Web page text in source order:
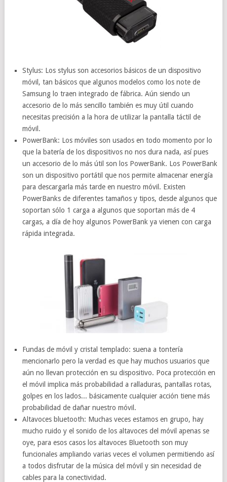
Stylus: Los stylus son accesorios básicos de un dispositivo
móvil, tan básicos que algunos modelos como los note de
Samsung lo traen integrado de fábrica. Aún siendo un
accesorio de lo más sencillo también es muy útil cuando
necesitas precisión a la hora de utilizar la pantalla táctil de
móvil.
PowerBank: Los móviles son usados en todo momento por lo
que la batería de los dispositivos no nos dura nada, así pues
un accesorio de lo más útil son los PowerBank. Los PowerBank
son un dispositivo portátil que nos permite almacenar energía
para descargarla más tarde en nuestro móvil. Existen
PowerBanks de diferentes tamaños y tipos, desde algunos que
soportan sólo 1 carga a algunos que soportan más de 4
cargas, a día de hoy algunos PowerBank ya vienen con carga
rápida integrada.
Fundas de móvil y cristal templado: suena a tontería
mencionarlo pero la verdad es que hay muchos usuarios que
aún no llevan protección en su dispositivo. Poca protección en
el móvil implica más probabilidad a ralladuras, pantallas rotas,
golpes en los lados... básicamente cualquier acción tiene más
probabilidad de dañar nuestro móvil.
Altavoces bluetooth: Muchas veces estamos en grupo, hay
mucho ruido y el sonido de los altavoces del móvil apenas se
oye, para esos casos los altavoces Bluetooth son muy
funcionales ampliando varias veces el volumen permitiendo así
a todos disfrutar de la música del móvil y sin necesidad de
cables para la conectividad.